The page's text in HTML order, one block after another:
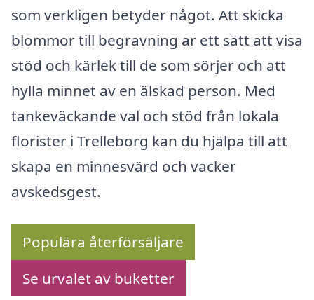
som verkligen betyder något. Att skicka
blommor till begravning ar ett sätt att visa
stöd och kärlek till de som sörjer och att
hylla minnet av en älskad person. Med
tankeväckande val och stöd från lokala
florister i Trelleborg kan du hjälpa till att
skapa en minnesvärd och vacker
avskedsgest.
Populära återförsäljare
Se urvalet av buketter